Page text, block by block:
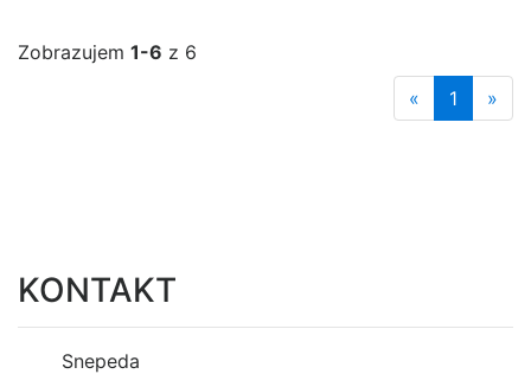
Zobrazujem 1-6 z 6
«
1 »
KONTAKT
Snepeda